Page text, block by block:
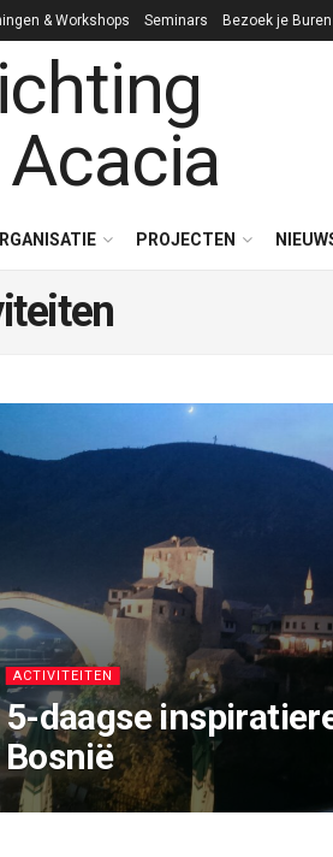
& Workshops Seminars Bezoek je Buren
PROJECTEN
ACTIVITEITEN
5-daagse
Bosnië